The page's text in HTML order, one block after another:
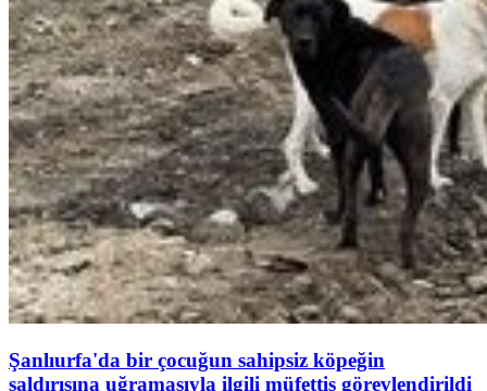
Şanlıurfa'da bir çocuğun sahipsiz köpeğin
saldırısına uğramasıyla ilgili müfettiş görevlendirildi